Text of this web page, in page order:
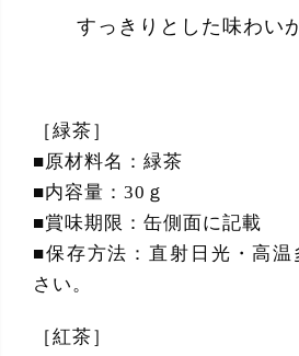
すっきりとした味わい
［緑茶］
■原材料名：緑茶
■内容量：30ｇ
■賞味期限：缶側面に記載
■保存方法：直射日光・高
さい。
［紅茶］